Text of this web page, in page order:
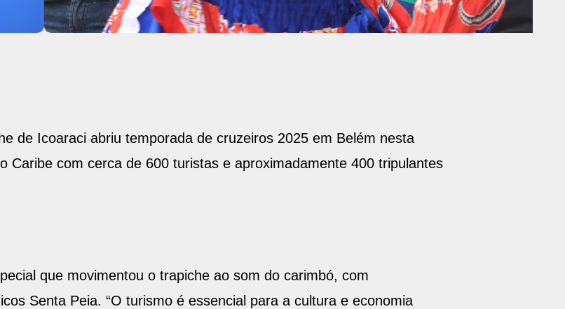
de Icoaraci abriu temporada de cruzeiros 2025 em Belém nesta
Caribe com cerca de 600 turistas e aproximadamente 400 tripulantes
que movimentou o trapiche ao som do carimbó, com
Senta Peia. “O turismo é essencial para a cultura e economia